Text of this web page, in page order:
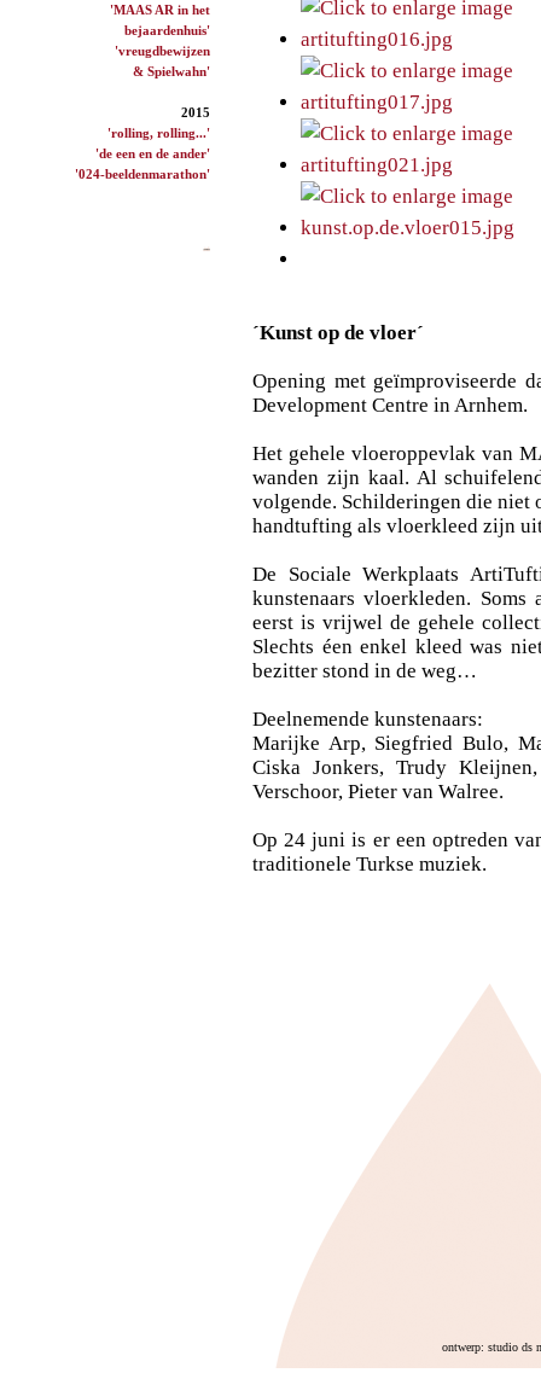
'MAAS AR in het
bejaardenhuis'
'vreugdbewijzen
& Spielwahn'
2015
'rolling, rolling...'
'de een en de ander'
'024-beeldenmarathon'
´Kunst op de vloer´
Opening met geïmproviseerde
Development Centre in Arnhem.
Het gehele vloeroppevlak van
wanden zijn kaal. Al
volgende. Schilderingen die niet
handtufting als vloerkleed zijn
De Sociale Werkplaats
kunstenaars vloerkleden.
eerst is vrijwel de gehele
Slechts éen enkel kleed was
bezitter stond in de weg…
Deelnemende kunstenaars:
Marijke Arp, Siegfried Bulo,
Ciska Jonkers, Trudy
Verschoor, Pieter van Walree.
Op 24 juni is er een optreden
traditionele Turkse muziek.
ontwerp: studio ds